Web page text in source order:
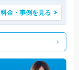
料金・事例を見る